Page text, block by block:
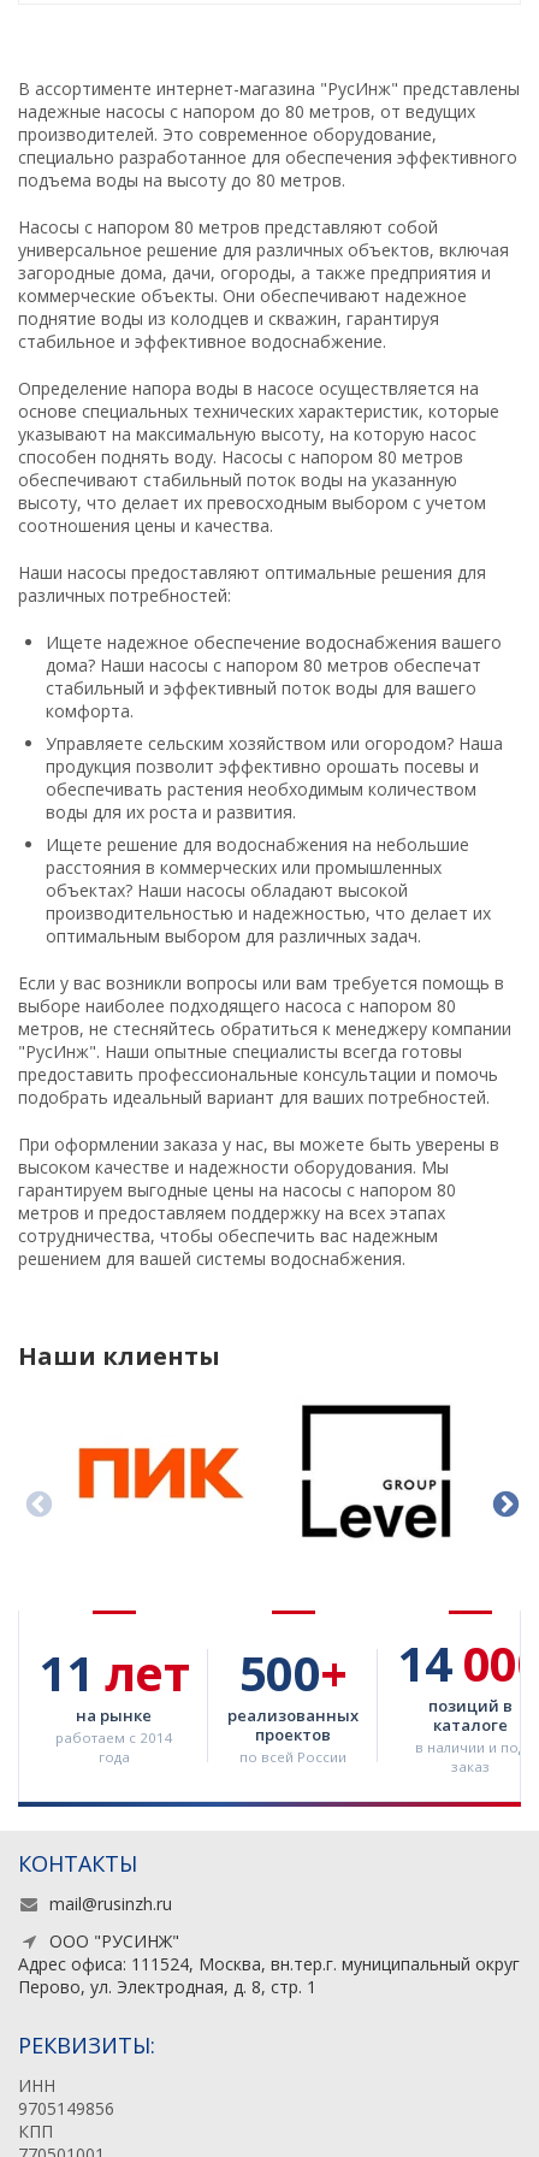
В ассортименте интернет-магазина "РусИнж" представлены
надежные насосы с напором до 80 метров, от ведущих
производителей. Это современное оборудование,
специально разработанное для обеспечения эффективного
подъема воды на высоту до 80 метров.
Насосы с напором 80 метров представляют собой
универсальное решение для различных объектов, включая
загородные дома, дачи, огороды, а также предприятия и
коммерческие объекты. Они обеспечивают надежное
поднятие воды из колодцев и скважин, гарантируя
стабильное и эффективное водоснабжение.
Определение напора воды в насосе осуществляется на
основе специальных технических характеристик, которые
указывают на максимальную высоту, на которую насос
способен поднять воду. Насосы с напором 80 метров
обеспечивают стабильный поток воды на указанную
высоту, что делает их превосходным выбором с учетом
соотношения цены и качества.
Наши насосы предоставляют оптимальные решения для
различных потребностей:
Ищете надежное обеспечение водоснабжения вашего
дома? Наши насосы с напором 80 метров обеспечат
стабильный и эффективный поток воды для вашего
комфорта.
Управляете сельским хозяйством или огородом? Наша
продукция позволит эффективно орошать посевы и
обеспечивать растения необходимым количеством
воды для их роста и развития.
Ищете решение для водоснабжения на небольшие
расстояния в коммерческих или промышленных
объектах? Наши насосы обладают высокой
производительностью и надежностью, что делает их
оптимальным выбором для различных задач.
Если у вас возникли вопросы или вам требуется помощь в
выборе наиболее подходящего насоса с напором 80
метров, не стесняйтесь обратиться к менеджеру компании
"РусИнж". Наши опытные специалисты всегда готовы
предоставить профессиональные консультации и помочь
подобрать идеальный вариант для ваших потребностей.
При оформлении заказа у нас, вы можете быть уверены в
высоком качестве и надежности оборудования. Мы
гарантируем выгодные цены на насосы с напором 80
метров и предоставляем поддержку на всех этапах
сотрудничества, чтобы обеспечить вас надежным
решением для вашей системы водоснабжения.
Наши клиенты
11 лет
на рынке
работаем с 2014
года
500+
реализованных
проектов
по всей России
14
позиций в
каталоге
в наличии и под
заказ
КОНТАКТЫ
mail@rusinzh.ru
ООО "РУСИНЖ"
Адрес офиса: 111524, Москва, вн.тер.г. муниципальный округ
Перово, ул. Электродная, д. 8, стр. 1
РЕКВИЗИТЫ:
ИНН
9705149856
КПП